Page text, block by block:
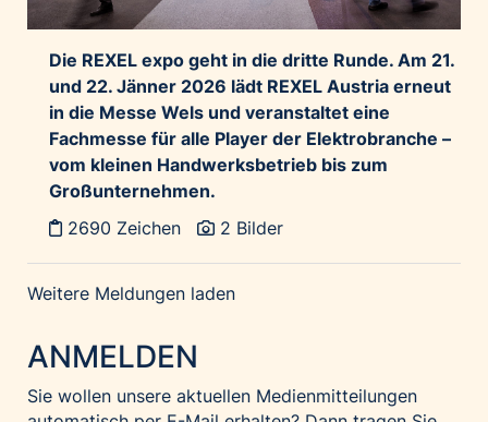
Die REXEL expo geht in die dritte Runde. Am 21.
und 22. Jänner 2026 lädt REXEL Austria erneut
in die Messe Wels und veranstaltet eine
Fachmesse für alle Player der Elektrobranche –
vom kleinen Handwerksbetrieb bis zum
Großunternehmen.
2690 Zeichen
2 Bilder
Weitere Meldungen laden
ANMELDEN
Sie wollen unsere aktuellen Medienmitteilungen